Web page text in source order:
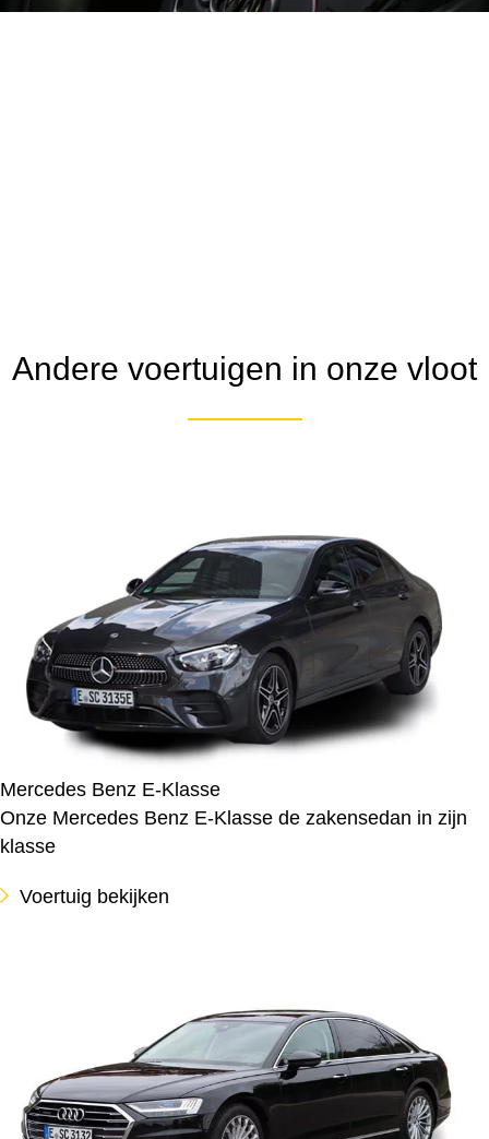
Andere voertuigen in onze vloot
Mercedes Benz E-Klasse
Onze Mercedes Benz E-Klasse de zakensedan in zijn
klasse
Voertuig bekijken